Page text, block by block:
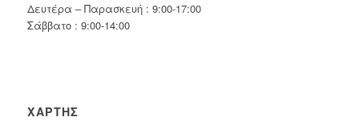
Δευτέρα – Παρασκευή : 9:00-17:00
Σάββατο : 9:00-14:00
ΧΆΡΤΗΣ